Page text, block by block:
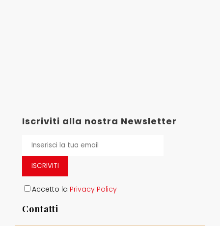
Iscriviti alla nostra Newsletter
ISCRIVITI
Accetto la Privacy Policy
Contatti